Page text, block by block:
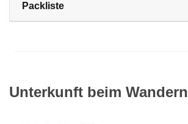
Packliste
Unterkunft beim Wandern